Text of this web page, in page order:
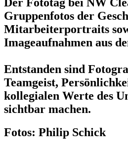
Gruppenfotos der
Mitarbeiterportraits
Imageaufnahmen aus
Entstanden sind
Teamgeist,
kollegialen Werte des
sichtbar machen.
Fotos: Philip Schick